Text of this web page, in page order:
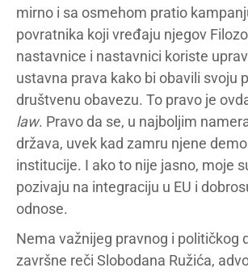
mirno i sa osmehom pratio
povratnika koji vređaju njegov
nastavnice i nastavnici koriste
ustavna prava kako bi obavili svoju
društvenu obavezu. To pravo je
law. Pravo da se, u najboljim
država, uvek kad zamru njene
institucije. I ako to nije jasno, moje
pozivaju na integraciju u EU i
odnose.
Nema važnijeg pravnog i političkog
završne reči Slobodana Ružića,